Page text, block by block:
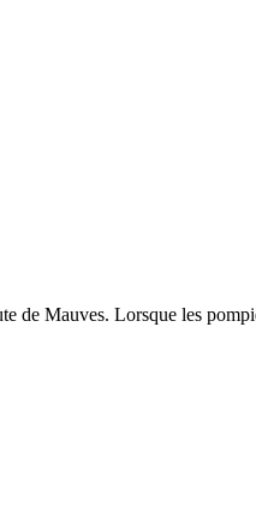
de Mauves. Lorsque les